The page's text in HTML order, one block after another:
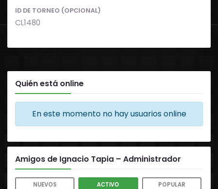
ID DE TORNEO (OPCIONAL)
CL1480
Quién está online
En este momento no hay usuarios online
Amigos de Ignacio Tapia – Administrador
NUEVOS ACTIVO POPULAR